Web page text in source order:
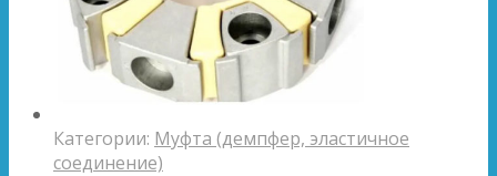
Категории: Муфта (демпфер, эластичное
соединение)